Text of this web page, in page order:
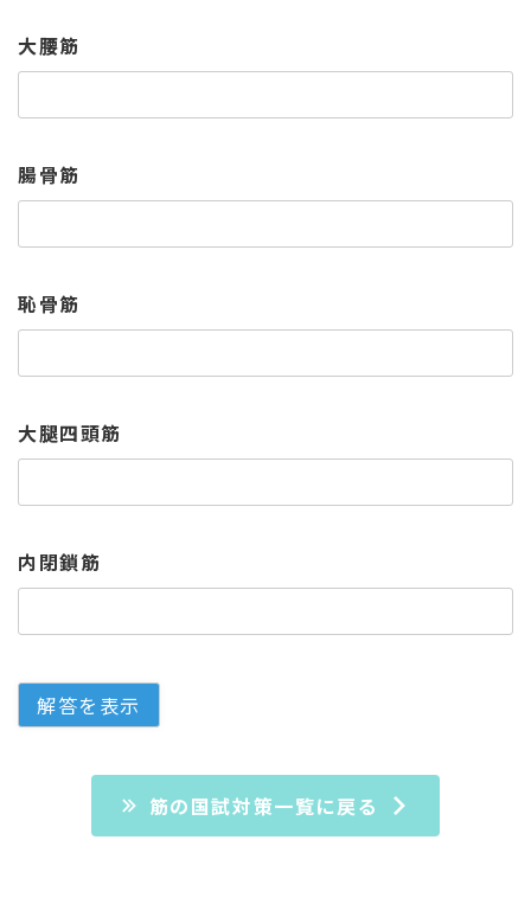
大腰筋
腸骨筋
恥骨筋
大腿四頭筋
内閉鎖筋
筋の国試対策一覧に戻る